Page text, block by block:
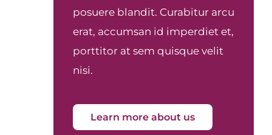
posuere blandit. Curabitur arcu
erat, accumsan id imperdiet et,
porttitor at sem quisque velit
nisi.
Learn more about us